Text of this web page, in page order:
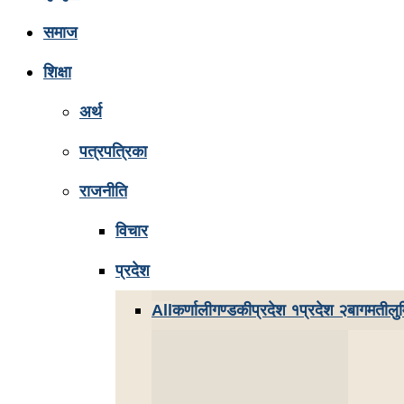
समाज
शिक्षा
अर्थ
पत्रपत्रिका
राजनीति
विचार
प्रदेश
Allकर्णालीगण्डकीप्रदेश १प्रदेश २बागमती